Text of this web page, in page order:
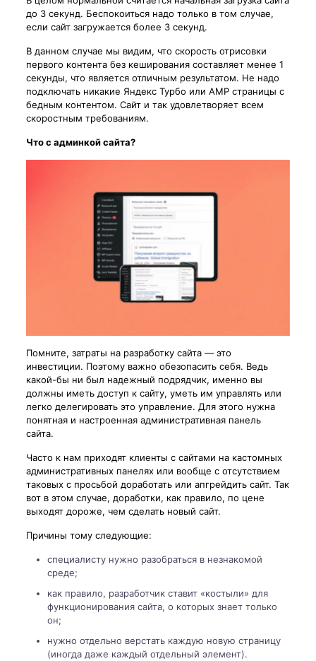
до 3 секунд. Беспокоиться надо только в том случае,
если сайт загружается более 3 секунд.
В данном случае мы видим, что скорость отрисовки
первого контента без кеширования составляет менее 1
секунды, что является отличным результатом. Не надо
подключать никакие Яндекс Турбо или AMP страницы с
бедным контентом. Сайт и так удовлетворяет всем
скоростным требованиям.
Что с админкой сайта?
Помните, затраты на разработку сайта — это
инвестиции. Поэтому важно обезопасить себя. Ведь
какой-бы ни был надежный подрядчик, именно вы
должны иметь доступ к сайту, уметь им управлять или
легко делегировать это управление. Для этого нужна
понятная и настроенная административная панель
сайта.
Часто к нам приходят клиенты с сайтами на кастомных
административных панелях или вообще с отсутствием
таковых с просьбой доработать или апгрейдить сайт. Так
вот в этом случае, доработки, как правило, по цене
выходят дороже, чем сделать новый сайт.
Причины тому следующие:
специалисту нужно разобраться в незнакомой
среде;
как правило, разработчик ставит «костыли» для
функционирования сайта, о которых знает только
он;
нужно отдельно верстать каждую новую страницу
(иногда даже каждый отдельный элемент).